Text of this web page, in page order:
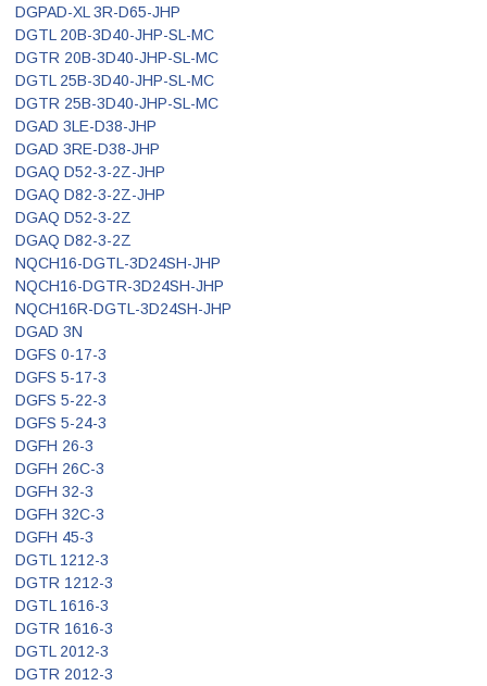
DGPAD-XL 3R-D65-JHP
DGTL 20B-3D40-JHP-SL-MC
DGTR 20B-3D40-JHP-SL-MC
DGTL 25B-3D40-JHP-SL-MC
DGTR 25B-3D40-JHP-SL-MC
DGAD 3LE-D38-JHP
DGAD 3RE-D38-JHP
DGAQ D52-3-2Z-JHP
DGAQ D82-3-2Z-JHP
DGAQ D52-3-2Z
DGAQ D82-3-2Z
NQCH16-DGTL-3D24SH-JHP
NQCH16-DGTR-3D24SH-JHP
NQCH16R-DGTL-3D24SH-JHP
DGAD 3N
DGFS 0-17-3
DGFS 5-17-3
DGFS 5-22-3
DGFS 5-24-3
DGFH 26-3
DGFH 26C-3
DGFH 32-3
DGFH 32C-3
DGFH 45-3
DGTL 1212-3
DGTR 1212-3
DGTL 1616-3
DGTR 1616-3
DGTL 2012-3
DGTR 2012-3